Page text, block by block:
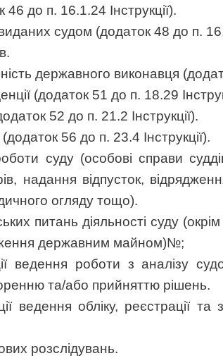
до п. 16.1.24 Інструкції).
судом (додаток 48 до п.
державного виконавця
(додаток 51 до п. 18.29
52 до п. 21.2 Інструкції).
56 до п. 23.4 Інструкції).
суду (особові справи
надання відпусток,
огляду тощо).
питань діяльності суду
державним майном)№;
ведення роботи з аналізу
та/або прийняттю рішень.
ведення обліку, реєстрації та
розслідувань.